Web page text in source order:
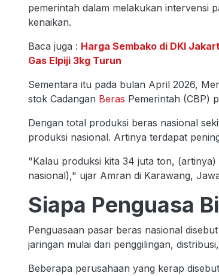
pemerintah dalam melakukan intervensi
kenaikan.
Baca juga : Harga Sembako di DKI
Gas Elpiji 3kg Turun
Sementara itu pada bulan April 2026,
stok Cadangan Beras Pemerintah (CBP)
Dengan total produksi beras nasional
produksi nasional. Artinya terdapat
"Kalau produksi kita 34 juta ton,
nasional)," ujar Amran di Karawang,
Siapa Penguasa
Penguasaan pasar beras nasional
jaringan mulai dari penggilingan,
Beberapa perusahaan yang kerap